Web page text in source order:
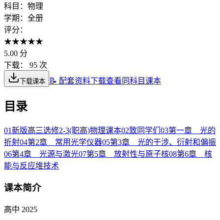
科目： 物理
学期： 全册
评分：
★★★★★
5.00 分
下载：
95 次
下载课本 📝 配套资料下载查看同科目课本
目录
01新版高三选修2-3(职高)物理课本02致同学们 03第一章 光的
折射04第2章 常用光学仪器05第3章 光的干涉、衍射和偏振
06第4章 光源与激光07第5章 放射性与原子核08第6章 核
能与反应堆技术
课本简介
高中 2025